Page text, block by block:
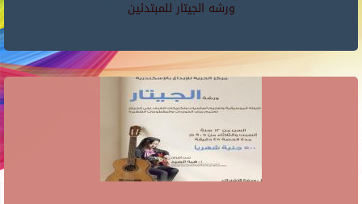
ورشه الجيتار للمبتدئين